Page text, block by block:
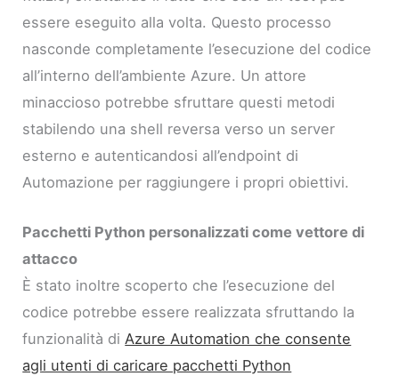
essere eseguito alla volta. Questo processo
nasconde completamente l’esecuzione del codice
all’interno dell’ambiente Azure. Un attore
minaccioso potrebbe sfruttare questi metodi
stabilendo una shell reversa verso un server
esterno e autenticandosi all’endpoint di
Automazione per raggiungere i propri obiettivi.
Pacchetti Python personalizzati come vettore di
attacco
È stato inoltre scoperto che l’esecuzione del
codice potrebbe essere realizzata sfruttando la
funzionalità diAzure Automation che consente
agli utenti di caricare pacchetti Python